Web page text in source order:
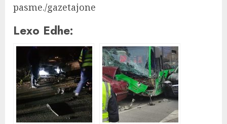
pasme./gazetajone
Lexo Edhe: